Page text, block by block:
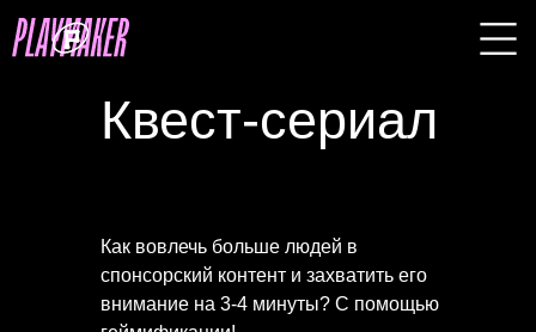
Как вовлечь больше людей в
спонсорский контент и заxватить его
внимание на 3-4 минуты? С помощью
Квест-сериал